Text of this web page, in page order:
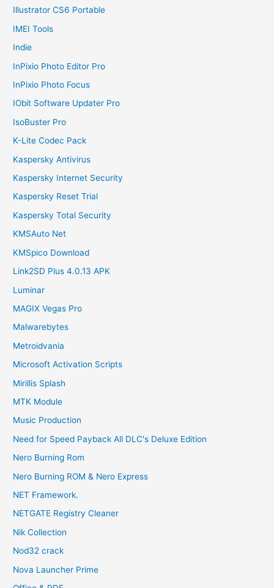
Illustrator CS6 Portable
IMEI Tools
Indie
InPixio Photo Editor Pro
InPixio Photo Focus
IObit Software Updater Pro
IsoBuster Pro
K-Lite Codec Pack
Kaspersky Antivirus
Kaspersky Internet Security
Kaspersky Reset Trial
Kaspersky Total Security
KMSAuto Net
KMSpico Download
Link2SD Plus 4.0.13 APK
Luminar
MAGIX Vegas Pro
Malwarebytes
Metroidvania
Microsoft Activation Scripts
Mirillis Splash
MTK Module
Music Production
Need for Speed Payback All DLC's Deluxe Edition
Nero Burning Rom
Nero Burning ROM & Nero Express
NET Framework.
NETGATE Registry Cleaner
Nik Collection
Nod32 crack
Nova Launcher Prime